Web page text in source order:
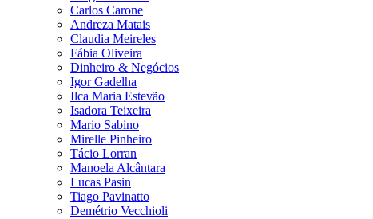
Carlos Carone
Andreza Matais
Claudia Meireles
Fábia Oliveira
Dinheiro & Negócios
Igor Gadelha
Ilca Maria Estevão
Isadora Teixeira
Mario Sabino
Mirelle Pinheiro
Tácio Lorran
Manoela Alcântara
Lucas Pasin
Tiago Pavinatto
Demétrio Vecchioli